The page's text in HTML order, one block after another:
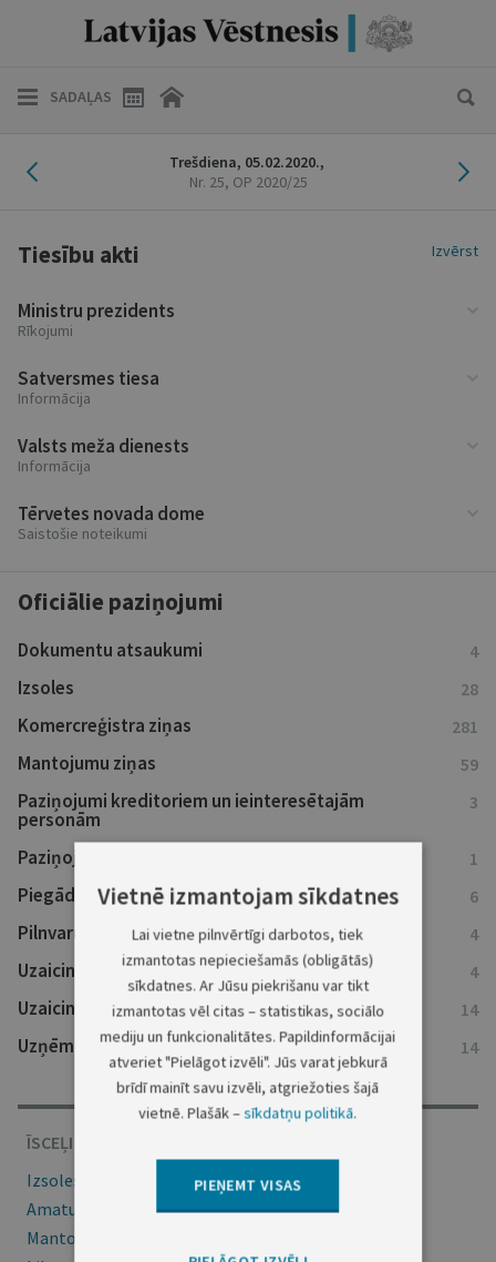
SADAĻAS
Iepriekšējais laidiensTrešdiena, 05.02.2020.,
Nr. 25, OP 2020/25
Tiesību akti Izvērst
Ministru prezidents
Rīkojumi
Satversmes tiesa
Informācija
Valsts meža dienests
Informācija
Tērvetes novada dome
Saistošie noteikumi
Oficiālie paziņojumi
Dokumentu atsaukumi 4
Izsoles 28
Komercreģistra ziņas 281
Mantojumu ziņas 59
Paziņojumi kreditoriem un ieinteresētajām
personām
3
Paziņojumi par teritoriālo plānošanu 1
Piegādes un darbu izpildes pasūtījumi 6
Pilnvaru atsaukumi 4
Uzaicinājumi nokārtot saistības 4
Uzaicinājumi uz tiesu 14
Uzņēmumu reģistra ziņas 14
ĪSCEĻI
Izsoles
Amatu konkursi
Mantojumu ziņas
Vietnē izmantojam sīkdatnes
Lai vietne pilnvērtīgi darbotos, tiek
izmantotas nepieciešamās (obligātās)
sīkdatnes. Ar Jūsu piekrišanu var tikt
izmantotas vēl citas – statistikas, sociālo
mediju un funkcionalitātes. Papildinformācijai
atveriet "Pielāgot izvēli". Jūs varat jebkurā
brīdī mainīt savu izvēli, atgriežoties šajā
vietnē. Plašāk –sīkdatņu politikā.
PIEŅEMT VISAS